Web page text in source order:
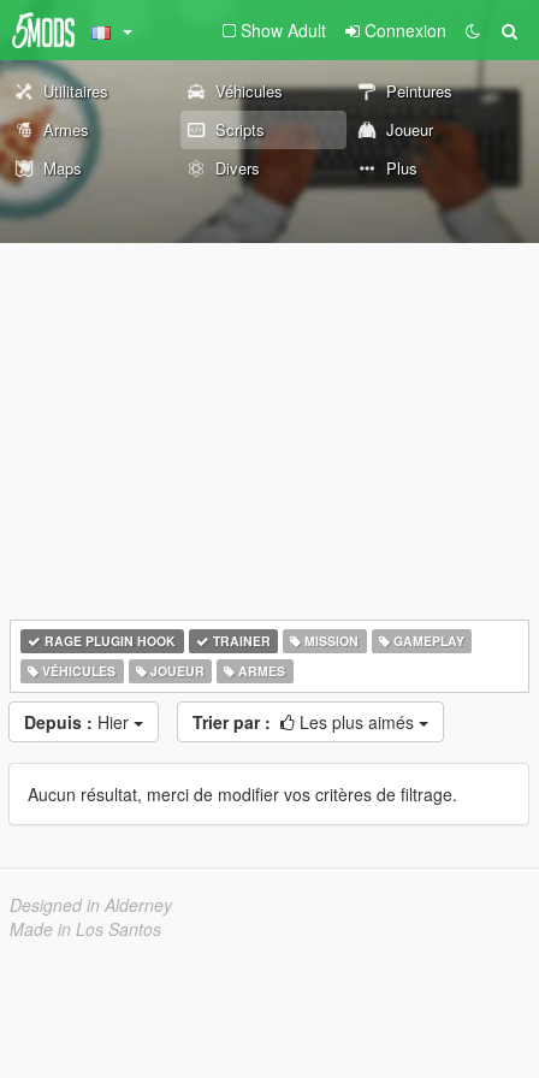
Show Adult Connexion
Utilitaires Véhicules
Peintures
Armes
Scripts
Joueur
Maps
Divers Plus
RAGE PLUGIN HOOK TRAINER MISSION
GAMEPLAY
VÉHICULES
JOUEUR ARMES
Depuis : Hier Trier par : Les plus aimés
Aucun résultat, merci de modifier vos critères de filtrage.
Designed in Alderney
Made in Los Santos